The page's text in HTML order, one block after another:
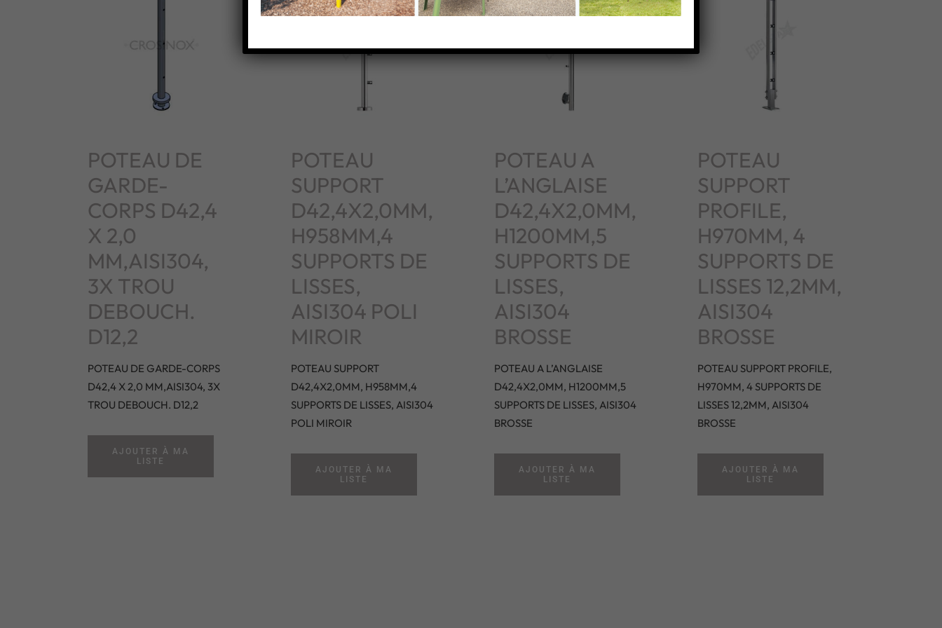
POTEAU DE
GARDE-
CORPS D42,4
X 2,0
MM,AISI304,
3X TROU
DEBOUCH.
D12,2
POTEAU DE GARDE-CORPS
D42,4 X 2,0 MM,AISI304, 3X
TROU DEBOUCH. D12,2
AJOUTER À MA
LISTE
POTEAU
SUPPORT
D42,4X2,0MM,
H958MM,4
SUPPORTS DE
LISSES,
AISI304 POLI
MIROIR
POTEAU SUPPORT
D42,4X2,0MM, H958MM,4
SUPPORTS DE LISSES, AISI304
POLI MIROIR
AJOUTER À MA
LISTE
POTEAU A
L’ANGLAISE
D42,4X2,0MM,
H1200MM,5
SUPPORTS DE
LISSES,
AISI304
BROSSE
POTEAU A L’ANGLAISE
D42,4X2,0MM, H1200MM,5
SUPPORTS DE LISSES, AISI304
BROSSE
AJOUTER À MA
LISTE
POTEAU
SUPPORT
PROFILE,
H970MM, 4
SUPPORTS DE
LISSES 12,2MM,
AISI304
BROSSE
POTEAU SUPPORT PROFILE,
H970MM, 4 SUPPORTS DE
LISSES 12,2MM, AISI304
BROSSE
AJOUTER À MA
LISTE